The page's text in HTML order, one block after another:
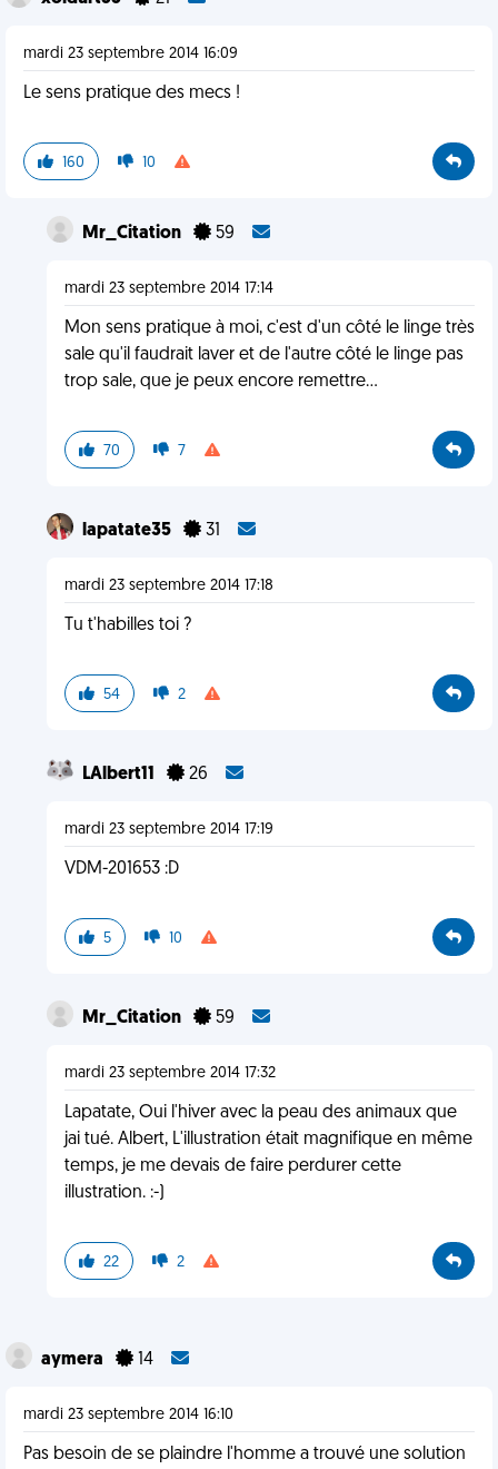
mardi 23 septembre 2014 16:09
Le sens pratique des mecs !
160 10
Mr_Citation 59
mardi 23 septembre 2014 17:14
Mon sens pratique à moi, c'est d'un côté le linge très
sale qu'il faudrait laver et de l'autre côté le linge pas
trop sale, que je peux encore remettre...
70 7
lapatate35 31
mardi 23 septembre 2014 17:18
Tu t'habilles toi ?
54 2
LAlbert11 26
mardi 23 septembre 2014 17:19
VDM-201653 :D
5 10
Mr_Citation 59
mardi 23 septembre 2014 17:32
Lapatate, Oui l'hiver avec la peau des animaux que
jai tué. Albert, L'illustration était magnifique en même
temps, je me devais de faire perdurer cette
illustration. :-)
22 2
aymera 14
mardi 23 septembre 2014 16:10
Pas besoin de se plaindre l'homme a trouvé une solution